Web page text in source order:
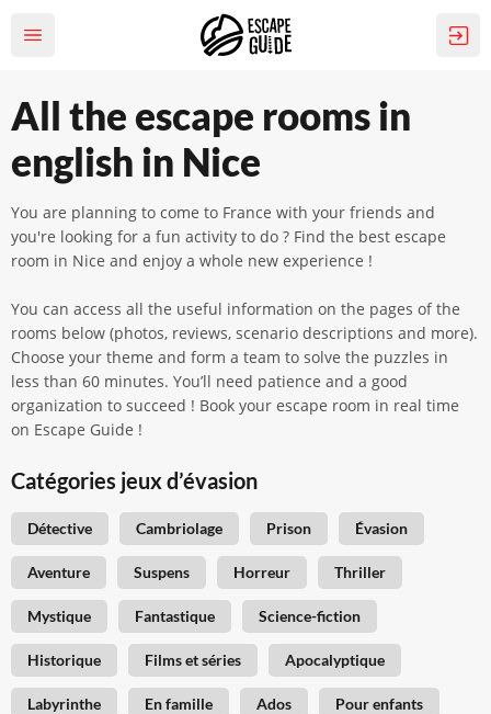
All the escape rooms in
english in Nice
You are planning to come to France with your friends and
you're looking for a fun activity to do ? Find the best escape
room in Nice and enjoy a whole new experience !
You can access all the useful information on the pages of the
rooms below (photos, reviews, scenario descriptions and more).
Choose your theme and form a team to solve the puzzles in
less than 60 minutes. You’ll need patience and a good
organization to succeed ! Book your escape room in real time
on Escape Guide !
Catégories jeux d’évasion
Détective Cambriolage Prison Évasion
Aventure Suspens Horreur Thriller
Mystique Fantastique Science-fiction
Historique Films et séries Apocalyptique
Labyrinthe En famille Ados Pour enfants